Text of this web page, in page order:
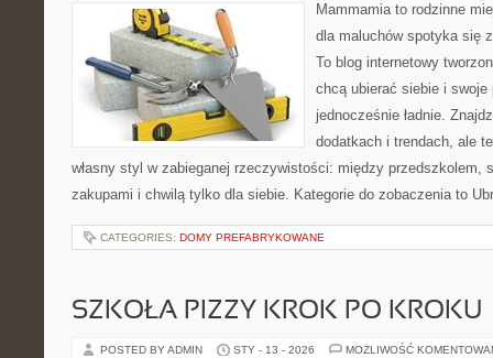
Mammamia to rodzinne
dla maluchów spotyka się
To blog internetowy
chcą ubierać siebie i
jednocześnie ładnie.
dodatkach i trendach, ale
własny styl w zabieganej rzeczywistości: między przedszkolem,
zakupami i chwilą tylko dla siebie. Kategorie do zobaczenia to
CATEGORIES: DOMY PREFABRYKOWANE
SZKOŁA PIZZY KROK PO KROKU
POSTED BY ADMIN STY - 13 - 2026 MOŻLIWOŚĆ